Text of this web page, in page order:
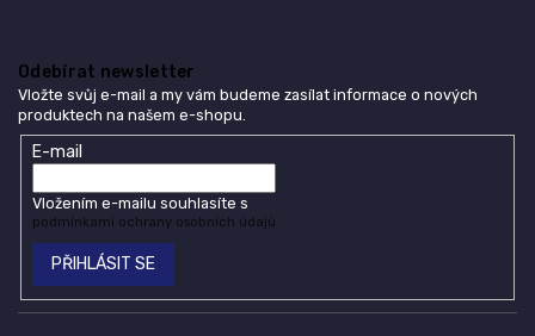
Odebírat newsletter
Vložte svůj e-mail a my vám budeme zasílat informace o nových
produktech na našem e-shopu.
E-mail
Vložením e-mailu souhlasíte s
podmínkami ochrany osobních údajů
PŘIHLÁSIT SE